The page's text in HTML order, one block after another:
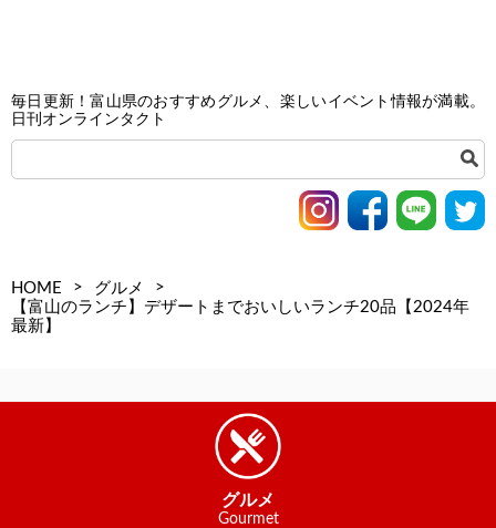
毎日更新！富山県のおすすめグルメ、楽しいイベント情報が満載。
日刊オンラインタクト
HOME > グルメ
>
【富山のランチ】デザートまでおいしいランチ20品【2024年
最新】
グルメ
Gourmet